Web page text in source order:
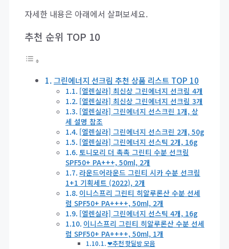
자세한 내용은 아래에서 살펴보세요.
추천 순위 TOP 10
그린에너지 선크림 추천 상품 리스트 TOP 10
[엘렌실라] 최신상 그린에너지 선크림 4개
[엘렌실라] 최신상 그린에너지 선크림 3개
[엘렌실라] 그린에너지 선스크린 1개, 상
세 설명 참조
[엘렌실라] 그린에너지 선스크린 2개, 50g
[엘렌실라] 그린에너지 선스틱 2개, 16g
토니모리 더 촉촉 그린티 수분 선크림
SPF50+ PA+++, 50ml, 2개
라운드어라운드 그린티 시카 수분 선크림
1+1 기획세트 (2022), 2개
이니스프리 그린티 히알루론산 수분 선세
럼 SPF50+ PA++++, 50ml, 2개
[엘렌실라] 그린에너지 선스틱 4개, 16g
이니스프리 그린티 히알루론산 수분 선세
럼 SPF50+ PA++++, 50ml, 1개
❤추천 핫딜방 모음